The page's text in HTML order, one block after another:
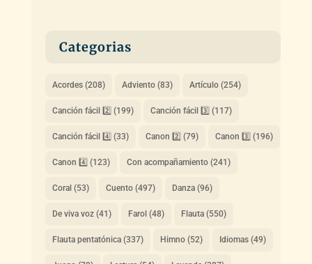
Categorias
Acordes(208) Adviento(83) Artículo(254)
Canción fácil 2️⃣ (199) Canción fácil 3️⃣ (117)
Canción fácil 4️⃣ (33) Canon 2️⃣ (79) Canon 3️⃣ (196)
Canon 4️⃣ (123) Con acompañamiento(241)
Coral (53) Cuento(497) Danza(96)
De viva voz(41) Farol (48) Flauta(550)
Flauta pentatónica(337) Himno(52) Idiomas(49)